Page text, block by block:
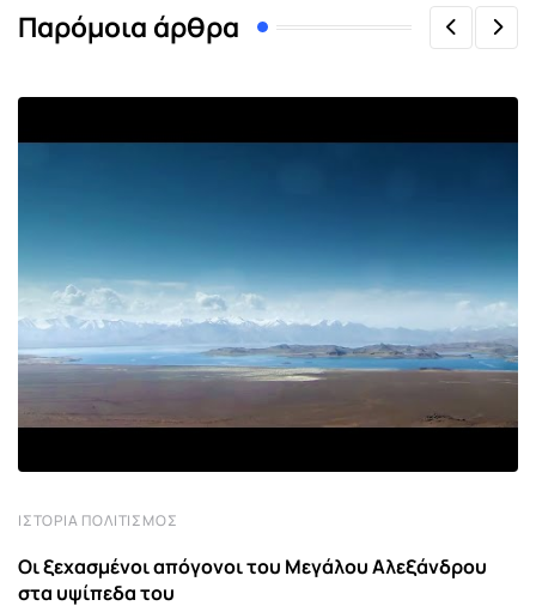
Παρόμοια άρθρα
ΙΣΤΟΡΊΑ ΠΟΛΙΤΙΣΜΌΣ
Οι ξεχασμένοι απόγονοι του Μεγάλου Αλεξάνδρου
στα υψίπεδα του